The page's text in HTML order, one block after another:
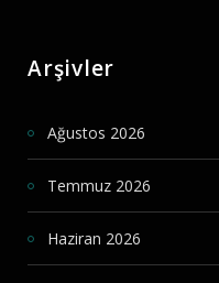
Arşivler
Ağustos 2026
Temmuz 2026
Haziran 2026